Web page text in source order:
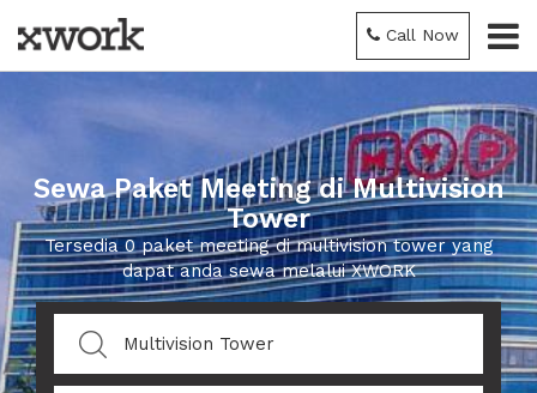
Call Now
Sewa Paket Meeting di Multivision
Tower
Tersedia 0 paket meeting di multivision tower yang
dapat anda sewa melalui XWORK